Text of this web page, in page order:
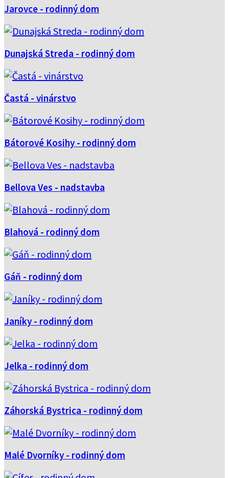
Jarovce - rodinný dom
Dunajská Streda - rodinný dom
Častá - vinárstvo
Bátorové Kosihy - rodinný dom
Bellova Ves - nadstavba
Blahová - rodinný dom
Gáň - rodinný dom
Janíky - rodinný dom
Jelka - rodinný dom
Záhorská Bystrica - rodinný dom
Malé Dvorníky - rodinný dom